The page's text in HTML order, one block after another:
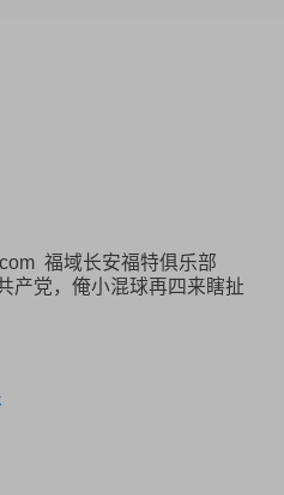
福域长安福特俱乐部
产党，俺小混球再四来瞎扯